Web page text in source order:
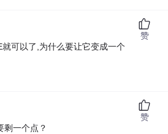
可以了,为什么要让它变成一个
赞
剩一个点？
赞